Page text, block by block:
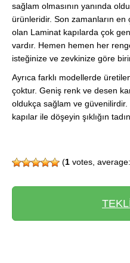
sağlam olmasının yanında
ürünleridir. Son zamanların en
olan Laminat kapılarda çok
vardır. Hemen hemen her
isteğinize ve zevkinize göre
Ayrıca farklı modellerde
çoktur. Geniş renk ve desen
oldukça sağlam ve
kapılar ile döşeyin şıklığın
(1 votes, average: